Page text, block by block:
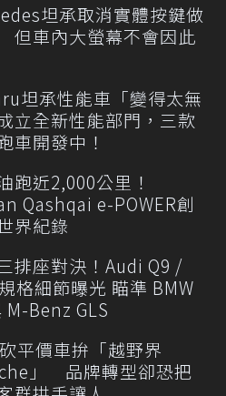
坦承取消實體按鍵做
車內大螢幕不會因此
坦承性能車「變得太無
立全新性能部門，三款
車開發中！
跑近2,000公里！
Qashqai e-POWER創
界紀錄
排座對決！Audi Q9 /
格細節曝光 瞄準 BMW
M-Benz GLS
平價車拚「越野界
」 品牌轉型卻恐把